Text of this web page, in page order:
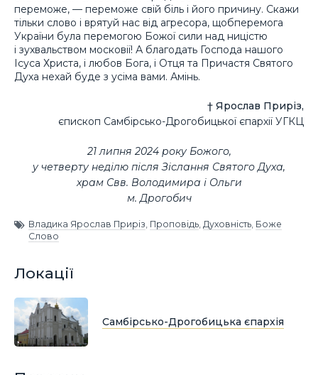
переможе, — переможе свій біль і його причину. Скажи
тільки слово і врятуй нас від агресора, щобперемога
України була перемогою Божої сили над ницістю
і зухвальством московії! А благодать Господа нашого
Ісуса Христа, і любов Бога, і Отця та Причастя Святого
Духа нехай буде з усіма вами. Амінь.
† Ярослав Приріз,
єпископ Самбірсько-Дрогобицької єпархії УГКЦ
21 липня 2024 року Божого,
у четверту неділю після Зіслання Святого Духа,
храм Свв. Володимира і Ольги
м. Дрогобич
Владика Ярослав Приріз Проповідь Духовність Боже
Слово
Локації
Самбірсько-Дрогобицька єпархія